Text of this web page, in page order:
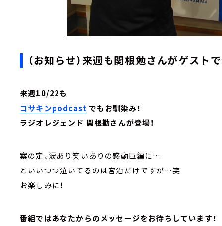
（お知らせ）来週も関根勉さんがゲストで
来週10/22も
コサキンpodcast でもお馴染み！
ラジオレジェンド 関根勤さんが登場！
案の定、涙あり笑いありの感動巨編に…
といいつつ泣いてるのは宮治だけですが…笑
お楽しみに！
番組ではあなたからのメッセージをお待ちしています！